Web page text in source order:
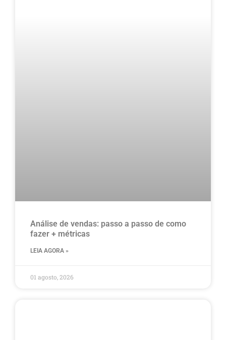
Análise de vendas: passo a passo de como
fazer + métricas
LEIA AGORA »
01 agosto, 2026